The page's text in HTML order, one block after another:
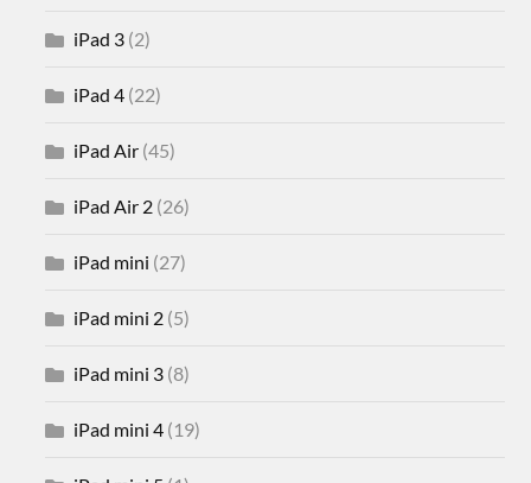
iPad 3 (2)
iPad 4 (22)
iPad Air (45)
iPad Air 2 (26)
iPad mini (27)
iPad mini 2 (5)
iPad mini 3 (8)
iPad mini 4 (19)